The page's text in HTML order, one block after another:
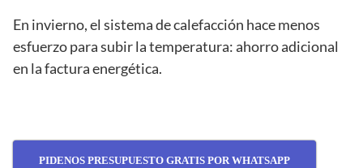
En invierno, el sistema de calefacción hace menos
esfuerzo para subir la temperatura: ahorro adicional
en la factura energética.
PIDENOS PRESUPUESTO GRATIS POR WHATSAPP